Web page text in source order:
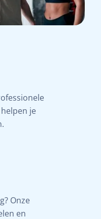
je
Onze
en